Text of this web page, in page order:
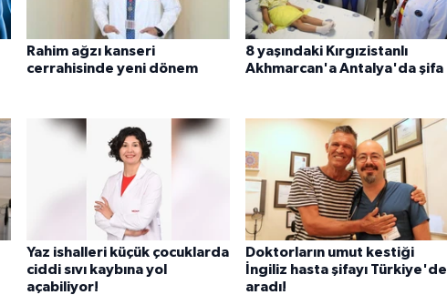
Rahim ağzı kanseri
cerrahisinde yeni dönem
8 yaşındaki Kırgızistanlı
Akhmarcan'a Antalya'da şifa
Yaz ishalleri küçük çocuklarda
ciddi sıvı kaybına yol
açabiliyor!
Doktorların umut kestiği
İngiliz hasta şifayı Türkiye'de
aradı!